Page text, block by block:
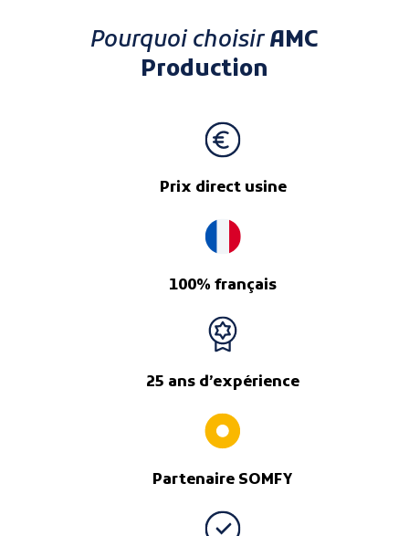
Pourquoi choisirAMC
Production
Prix direct usine
100% français
25 ans d’expérience
Partenaire SOMFY